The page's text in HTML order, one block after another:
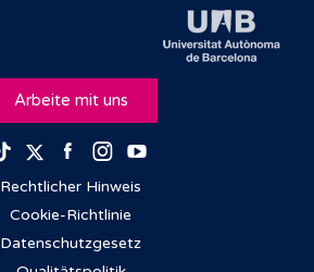
Arbeite mit uns
TikTokTwitterFacebook
Instagram
Rechtlicher Hinweis
Cookie-Richtlinie
Datenschutzgesetz